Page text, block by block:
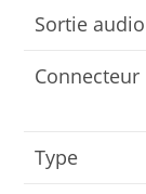
Sortie
Connecteur
Type